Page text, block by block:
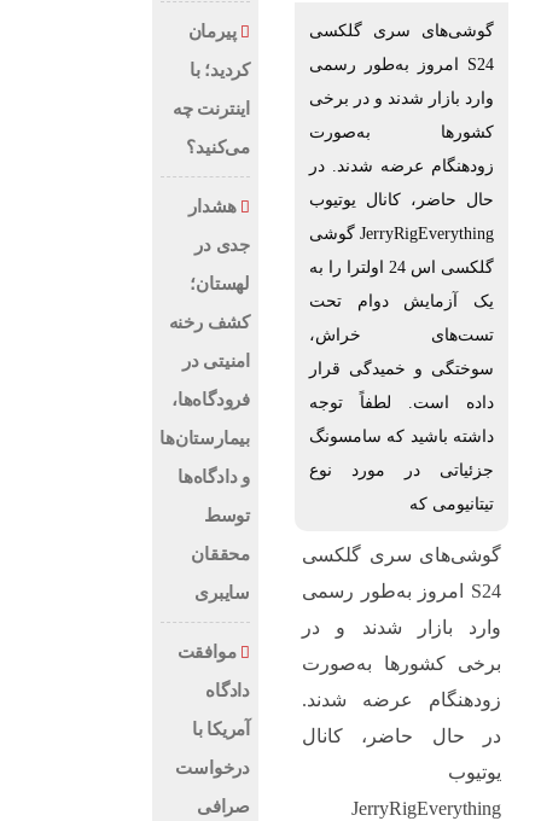
گوشی‌های سری گلکسی
S24 امروز به‌طور رسمی
وارد بازار شدند و در برخی
کشورها به‌صورت
زودهنگام عرضه شدند. در
حال حاضر، کانال یوتیوب
JerryRigEverything گوشی
گلکسی اس 24 اولترا را به
یک آزمایش دوام تحت
تست‌های خراش،
سوختگی و خمیدگی قرار
داده است. لطفاً توجه
داشته باشید که سامسونگ
جزئیاتی در مورد نوع
تیتانیومی که
گوشی‌های سری گلکسی
S24 امروز به‌طور رسمی
وارد بازار شدند و در
برخی کشورها به‌صورت
زودهنگام عرضه شدند.
در حال حاضر، کانال
یوتیوب
JerryRigEverything
پیرمان
کردید؛ با
اینترنت چه
می‌کنید؟
هشدار
جدی در
لهستان؛
کشف رخنه
امنیتی در
فرودگاه‌ها،
بیمارستان‌ها
و دادگاه‌ها
توسط
محققان
سایبری
موافقت
دادگاه
آمریکا با
درخواست
صرافی